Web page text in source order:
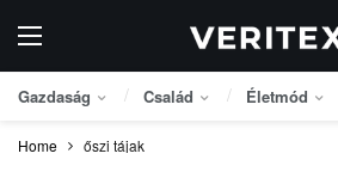
Gazdaság Család Életmód
Home őszi tájak